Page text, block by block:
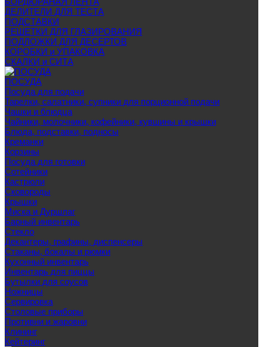
ДЕЛИТЕЛИ ДЛЯ ТЕСТА
ПОДСТАВКИ
РЕШЕТКИ ДЛЯ ГЛАЗИРОВАНИЯ
ПОДЛОЖКИ ДЛЯ ДЕСЕРТОВ
КОРОБКИ и УПАКОВКА
СКАЛКИ и СИТА
ПОСУДА
Посуда для подачи
Тарелки, салатники, супники для порционной подачи
Чашки и блюдца
Чайники, молочники, кофейники, кувшины и крышки
Блюда, подставки, подносы
Креманки
Корзины
Посуда для готовки
Сотейники
Кастрюли
Сковороды
Крышки
Миска и Дуршлаг
Барный инвентарь
Стекло
Декантеры, графины, диспенсеры
Стаканы, бокалы и рюмки
Кухонный инвентарь
Инвентарь для пиццы
Бутылки для соусов
Ножницы
Сервировка
Столовые приборы
Противни и жаровни
Клининг
Кейтеринг